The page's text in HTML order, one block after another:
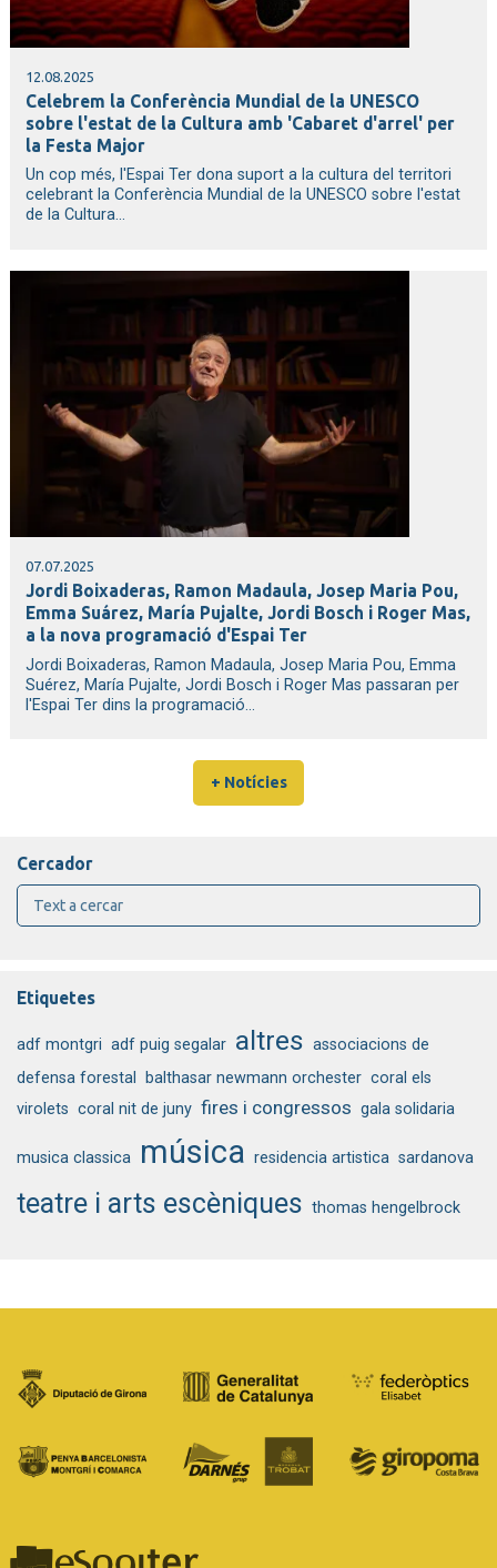
12.08.2025
Celebrem la Conferència Mundial de la UNESCO
sobre l'estat de la Cultura amb 'Cabaret d'arrel' per
la Festa Major
Un cop més, l'Espai Ter dona suport a la cultura del territori
celebrant la Conferència Mundial de la UNESCO sobre l'estat
de la Cultura...
07.07.2025
Jordi Boixaderas, Ramon Madaula, Josep Maria Pou,
Emma Suárez, María Pujalte, Jordi Bosch i Roger Mas,
a la nova programació d'Espai Ter
Jordi Boixaderas, Ramon Madaula, Josep Maria Pou, Emma
Suérez, María Pujalte, Jordi Bosch i Roger Mas passaran per
l'Espai Ter dins la programació...
+ Notícies
Cercador
Etiquetes
adf montgri adf puig segalar altres associacions de
defensa forestal
balthasar newmann orchester coral els
virolets coral nit de juny fires i congressos gala solidaria
musica classica música residencia artistica sardanova
teatre i arts escèniques thomas hengelbrock